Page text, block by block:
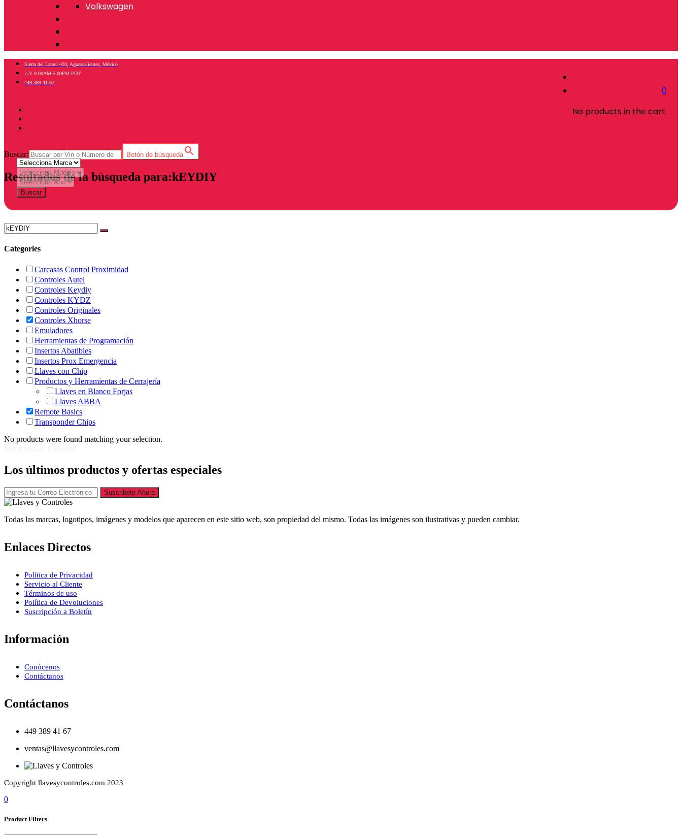
Volkswagen
0
No products in the cart.
Sierra del Laurel 420, Aguascalientes, México
L-V 9:00AM-5:00PM PDT
449 389 41 67
Buscar: Botón de búsqueda
Resultados de la búsqueda para:kEYDIY
Buscar
Categories
Carcasas Control Proximidad
Controles Autel
Controles Keydiy
Controles KYDZ
Controles Originales
Controles Xhorse
Emuladores
Herramientas de Programación
Insertos Abatibles
Insertos Prox Emergencia
Llaves con Chip
Productos y Herramientas de Cerrajería
Llaves en Blanco Forjas
Llaves ABBA
Remote Basics
Transponder Chips
No products were found matching your selection.
Los últimos productos y ofertas especiales
Suscribete Ahora
Todas las marcas, logotipos, imágenes y modelos que aparecen en este sitio web, son propiedad del mismo. Todas las imágenes son ilustrativas y pueden cambiar.
Enlaces Directos
Política de Privacidad
Servicio al Cliente
Términos de uso
Política de Devoluciones
Suscripción a Boletín
Información
Conócenos
Contáctanos
Contáctanos
449 389 41 67
ventas@llavesycontroles.com
Copyright llavesycontroles.com 2023
0
Product Filters